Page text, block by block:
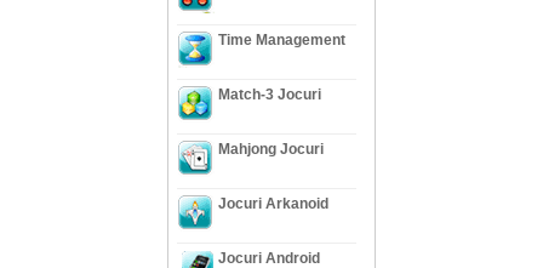
Time Management
Match-3 Jocuri
Mahjong Jocuri
Jocuri Arkanoid
Jocuri Android